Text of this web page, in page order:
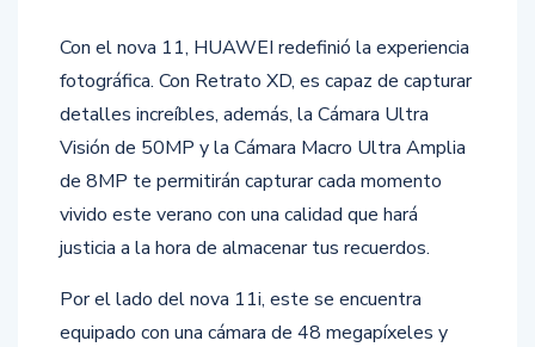
Con el nova 11, HUAWEI redefinió la experiencia
fotográfica. Con Retrato XD, es capaz de capturar
detalles increíbles, además, la Cámara Ultra
Visión de 50MP y la Cámara Macro Ultra Amplia
de 8MP te permitirán capturar cada momento
vivido este verano con una calidad que hará
justicia a la hora de almacenar tus recuerdos.
Por el lado del nova 11i, este se encuentra
equipado con una cámara de 48 megapíxeles y